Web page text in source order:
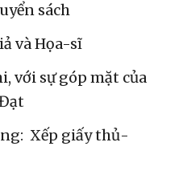
sách
và Họa-sĩ
với sự góp mặt của
Xếp giấy thủ-